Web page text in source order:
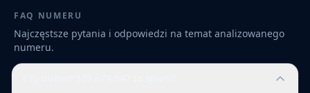
FAQ NUMERU
Najczęstsze pytania i odpowiedzi na temat analizowanego
numeru.